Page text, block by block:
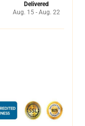
Delivered
Aug. 15 - Aug. 22